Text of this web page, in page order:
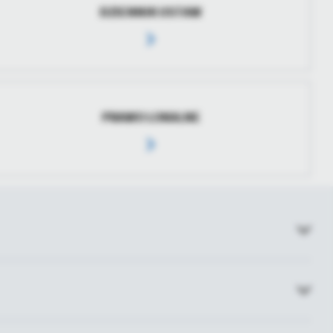
DZIENNIK USTAW
PRAWO LOKALNE